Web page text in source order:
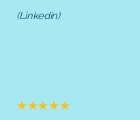
(Linkedin)
★★★★★